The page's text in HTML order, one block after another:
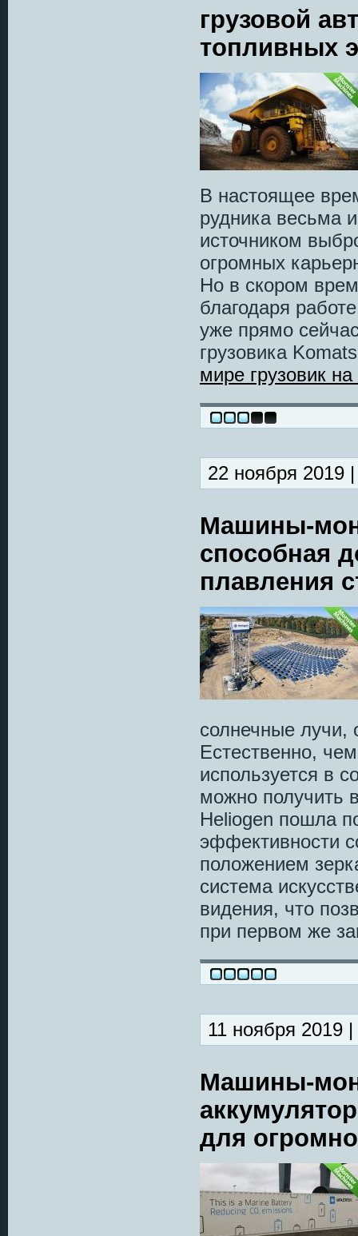
грузовой
топливных
В настоящее
рудника весьма
источником
огромных
Но в скором
благодаря
уже прямо
грузовика
мире грузовик
22 ноября 2019
Машины-
способная
плавления
солнечные лучи,
Естественно,
используется в
можно получить
Heliogen пошла
эффективности
положением
система
видения, что
при первом же
11 ноября 2019 |
Машины-
для